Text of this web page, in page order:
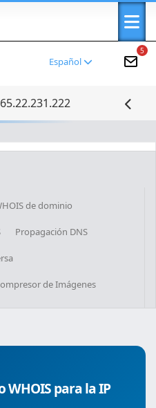
5
Español
de dominio
Propagación DNS
de Imágenes
WHOIS para la IP